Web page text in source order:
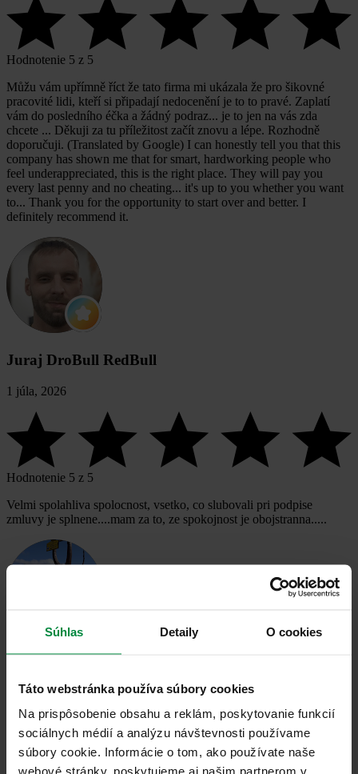
Súhlas Detaily O cookies
Táto webstránka používa súbory cookies
Na prispôsobenie obsahu a reklám, poskytovanie funkcií
sociálnych médií a analýzu návštevnosti používame
súbory cookie. Informácie o tom, ako používate naše
webové stránky, poskytujeme aj našim partnerom v
Hodnotenie 5 z 5
Můžu vám upřímně říct že tato firma mi ukázala že pro šikovné
pracovité lidi, kteří si připadají nedocenění je to to pravé. Zaplatí
vám do posledního éčka a žádný podraz... je to jen na vás zda
chcete ... Děkuji za tu příležitost začít znovu a lépe. Rozhodně
doporučuji. (Translated by Google) I can honestly tell you that this
company has shown me that for smart, hardworking people who
feel underappreciated, this is the right place. They will pay you
every last penny and no cheating... it's up to you whether you want
to... Thank you for the opportunity to start over and better. I
definitely recommend it.
Juraj DroBull RedBull
1 júla, 2026
Hodnotenie 5 z 5
Velmi spolahliva spolocnost, vsetko, co slubovali pri podpise
zmluvy je splnene....mam za to, ze spokojnost je obojstranna.....
11 septembra, 2024